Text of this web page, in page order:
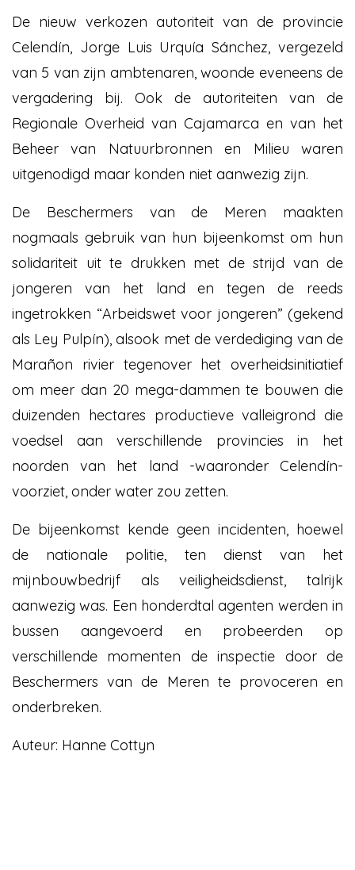
De nieuw verkozen autoriteit van de provincie
Celendín, Jorge Luis Urquía Sánchez, vergezeld
van 5 van zijn ambtenaren, woonde eveneens de
vergadering bij. Ook de autoriteiten van de
Regionale Overheid van Cajamarca en van het
Beheer van Natuurbronnen en Milieu waren
uitgenodigd maar konden niet aanwezig zijn.
De Beschermers van de Meren maakten
nogmaals gebruik van hun bijeenkomst om hun
solidariteit uit te drukken met de strijd van de
jongeren van het land en tegen de reeds
ingetrokken “Arbeidswet voor jongeren” (gekend
als Ley Pulpín), alsook met de verdediging van de
Marañon rivier tegenover het overheidsinitiatief
om meer dan 20 mega-dammen te bouwen die
duizenden hectares productieve valleigrond die
voedsel aan verschillende provincies in het
noorden van het land -waaronder Celendín-
voorziet, onder water zou zetten.
De bijeenkomst kende geen incidenten, hoewel
de nationale politie, ten dienst van het
mijnbouwbedrijf als veiligheidsdienst, talrijk
aanwezig was. Een honderdtal agenten werden in
bussen aangevoerd en probeerden op
verschillende momenten de inspectie door de
Beschermers van de Meren te provoceren en
onderbreken.
Auteur: Hanne Cottyn